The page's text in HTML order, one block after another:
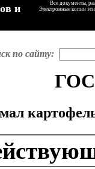
и
Все документы,
Электронные копии
по сайту: